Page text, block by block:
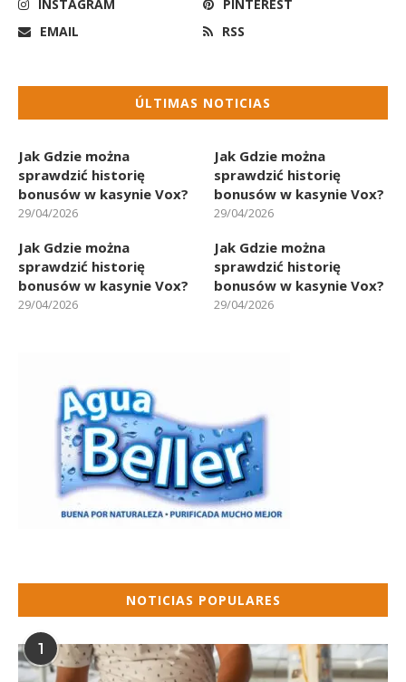
INSTAGRAM
PINTEREST
EMAIL
RSS
ÚLTIMAS NOTICIAS
Jak Gdzie można
sprawdzić historię
bonusów w kasynie Vox?
29/04/2026
Jak Gdzie można
sprawdzić historię
bonusów w kasynie Vox?
29/04/2026
Jak Gdzie można
sprawdzić historię
bonusów w kasynie Vox?
29/04/2026
Jak Gdzie można
sprawdzić historię
bonusów w kasynie Vox?
29/04/2026
NOTICIAS POPULARES
1